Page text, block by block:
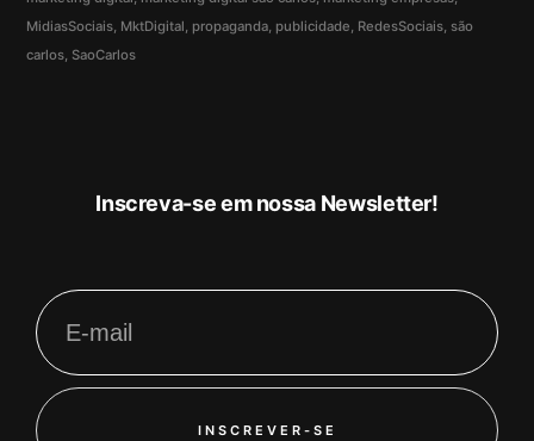
MidiasSociais, MktDigital, propaganda, publicidade, RedesSociais, são
carlos, SaoCarlos
Inscreva-se em nossa Newsletter!
INSCREVER-SE